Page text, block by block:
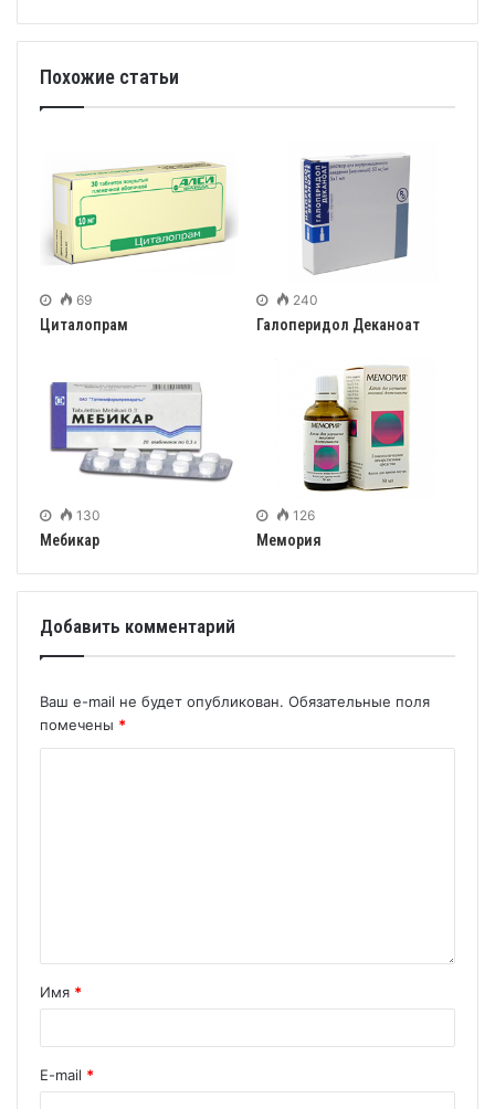
Похожие статьи
69
Циталопрам
240
Галоперидол Деканоат
130
Мебикар
126
Мемория
Добавить комментарий
Ваш e-mail не будет опубликован. Обязательные поля
помечены *
Имя *
E-mail *